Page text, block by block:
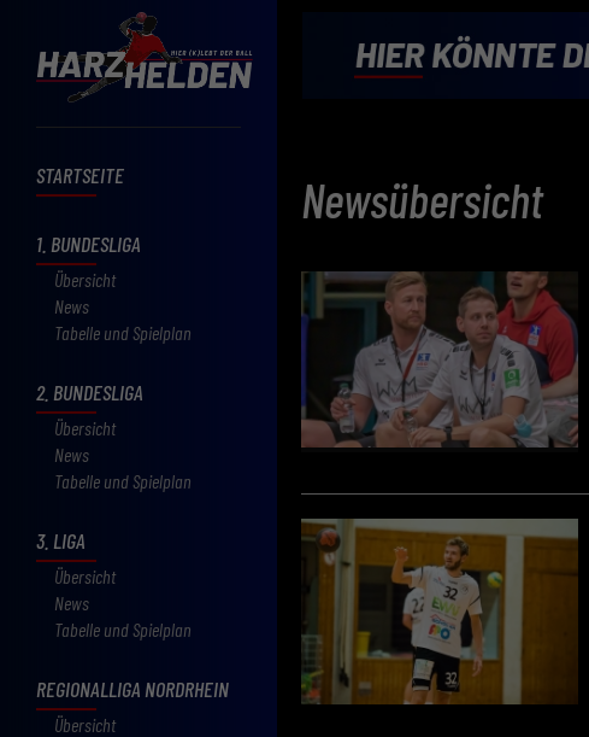
STARTSEITE
1. BUNDESLIGA
Übersicht
News
Tabelle und Spielplan
2. BUNDESLIGA
Übersicht
News
Tabelle und Spielplan
3. LIGA
Übersicht
News
Tabelle und Spielplan
REGIONALLIGA NORDRHEIN
Übersicht
Newsübersicht